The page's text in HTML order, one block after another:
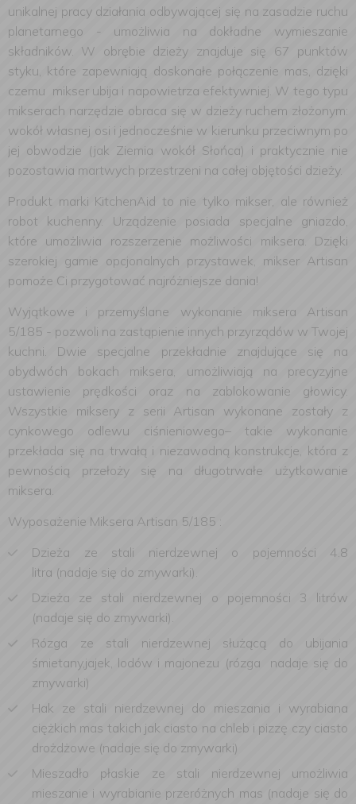
unikalnej pracy działania odbywającej się na zasadzie ruchu
planetarnego - umożliwia na dokładne wymieszanie
składników. W obrębie dzieży znajduje się 67 punktów
styku, które zapewniają doskonałe połączenie mas, dzięki
czemu mikser ubija i napowietrza efektywniej. W tego typu
mikserach narzędzie obraca się w dzieży ruchem złożonym:
wokół własnej osi i jednocześnie w kierunku przeciwnym po
jej obwodzie (jak Ziemia wokół Słońca) i praktycznie nie
pozostawia martwych przestrzeni na całej objętości dzieży.
Produkt marki KitchenAid to nie tylko mikser, ale również
robot kuchenny. Urządzenie posiada specjalne gniazdo,
które umożliwia rozszerzenie możliwości miksera. Dzięki
szerokiej gamie opcjonalnych przystawek, mikser Artisan
pomoże Ci przygotować najróżniejsze dania!
Wyjątkowe i przemyślane wykonanie miksera Artisan
5/185 - pozwoli na zastąpienie innych przyrządów w Twojej
kuchni. Dwie specjalne przekładnie znajdujące się na
obydwóch bokach miksera, umożliwiają na precyzyjne
ustawienie prędkości oraz na zablokowanie głowicy.
Wszystkie miksery z serii Artisan wykonane zostały z
cynkowego odlewu ciśnieniowego– takie wykonanie
przekłada się na trwałą i niezawodną konstrukcje, która z
pewnością przełoży się na długotrwałe użytkowanie
miksera.
Wyposażenie Miksera Artisan 5/185 :
Dzieża ze stali nierdzewnej o pojemności 4.8
litra (nadaje się do zmywarki).
Dzieża ze stali nierdzewnej o pojemności 3 litrów
(nadaje się do zmywarki).
Rózga ze stali nierdzewnej służącą do ubijania
śmietany,jajek, lodów i majonezu (rózga nadaje się do
zmywarki)
Hak ze stali nierdzewnej do mieszania i wyrabiana
ciężkich mas takich jak ciasto na chleb i pizzę czy ciasto
drożdżowe (nadaje się do zmywarki)
Mieszadło płaskie ze stali nierdzewnej umożliwia
mieszanie i wyrabianie przeróżnych mas (nadaje się do